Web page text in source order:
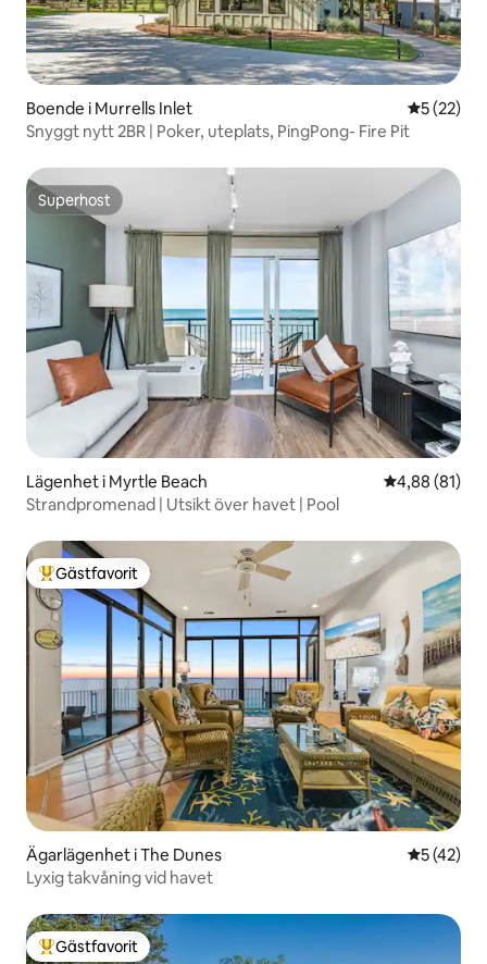
Boende i Murrells Inlet 5 av 5 i
5 (22)
Snyggt nytt 2BR | Poker, uteplats, PingPong- Fire Pit
Superhost
Superhost
Lägenhet i Myrtle Beach 4,88 av 5 i
4,88 (81)
Strandpromenad | Utsikt över havet | Pool
Populär gästfavorit
Gästfavorit
Ägarlägenhet i The Dunes 5 av 5 i
5 (42)
Lyxig takvåning vid havet
Populär gästfavorit
Gästfavorit